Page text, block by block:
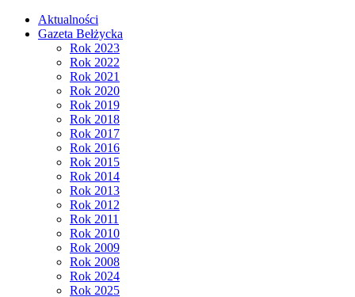
Aktualności
Gazeta Bełżycka
Rok 2023
Rok 2022
Rok 2021
Rok 2020
Rok 2019
Rok 2018
Rok 2017
Rok 2016
Rok 2015
Rok 2014
Rok 2013
Rok 2012
Rok 2011
Rok 2010
Rok 2009
Rok 2008
Rok 2024
Rok 2025